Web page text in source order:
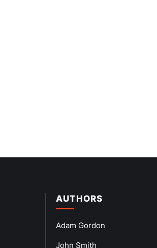
AUTHORS
Adam Gordon
John Smith